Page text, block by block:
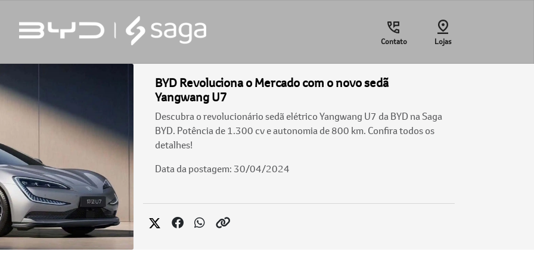
Contato Lojas
BYD Revoluciona o Mercado com o novo sedã
Yangwang U7
Descubra o revolucionário sedã elétrico Yangwang U7 da BYD na Saga
BYD. Potência de 1.300 cv e autonomia de 800 km. Confira todos os
detalhes!
Data da postagem: 30/04/2024